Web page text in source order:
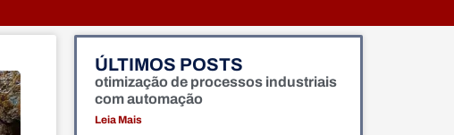
ÚLTIMOS POSTS
otimização de processos industriais
com automação
Leia Mais